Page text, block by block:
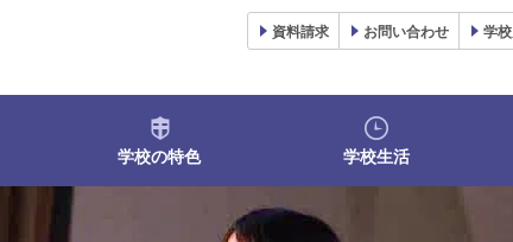
資料請求 お問い合わせ 学校
学校の特色 学校生活